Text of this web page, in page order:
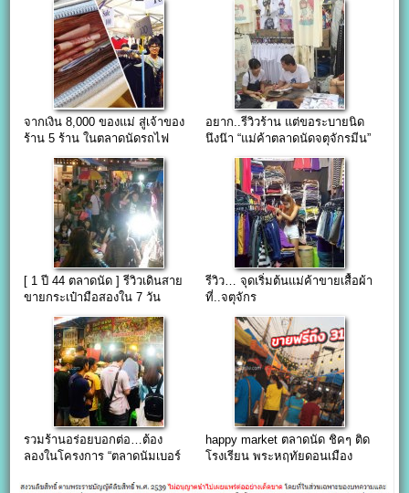
จากเงิน 8,000 ของแม่ สู่เจ้าของ
ร้าน 5 ร้าน ในตลาดนัดรถไฟ
อยาก..รีวิวร้าน แต่ขอระบายนิด
นึงน๊า “แม่ค้าตลาดนัดจตุจักรมีน”
[ 1 ปี 44 ตลาดนัด ] รีวิวเดินสาย
ขายกระเป๋ามือสองใน 7 วัน
รีวิว… จุดเริ่มต้นแม่ค้าขายเสื้อผ้า
ที่..จตุจักร
รวมร้านอร่อยบอกต่อ…ต้อง
ลองในโครงการ “ตลาดนัมเบอร์
happy market ตลาดนัด ชิคๆ ติด
โรงเรียน พระหฤทัยดอนเมือง